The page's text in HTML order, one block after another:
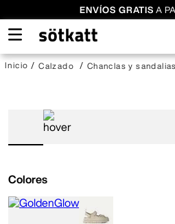
ENVÍOS GRATIS A
Calzado Chanclas y sandalias
Colores